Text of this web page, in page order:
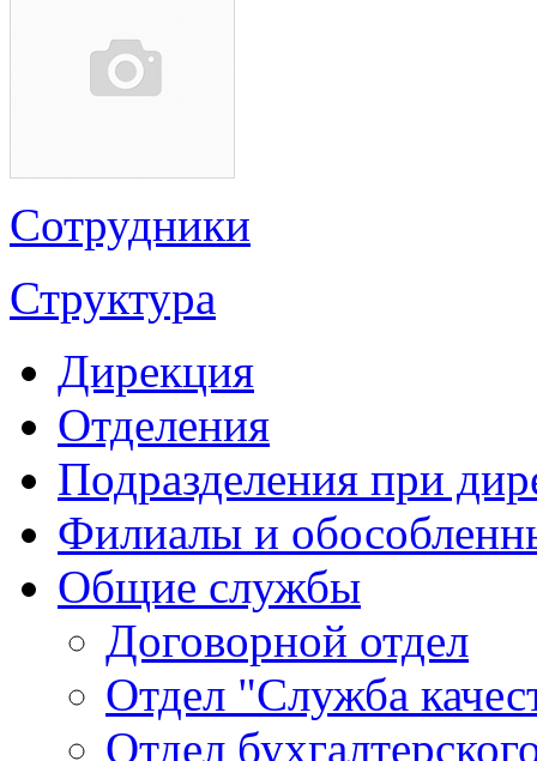
Сотрудники
Структура
Дирекция
Отделения
Подразделения при
Филиалы и
Общие службы
Договорной отдел
Отдел "Служба
Отдел